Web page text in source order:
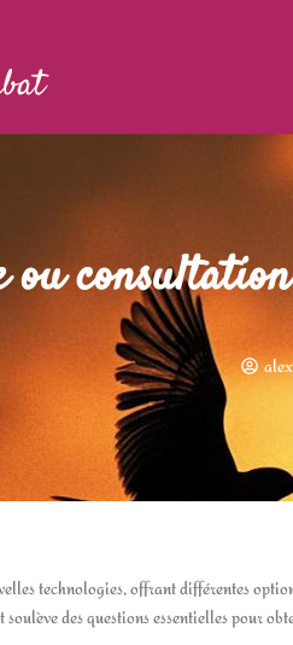
ou
technologies, offrant différentes
des questions essentielles pour